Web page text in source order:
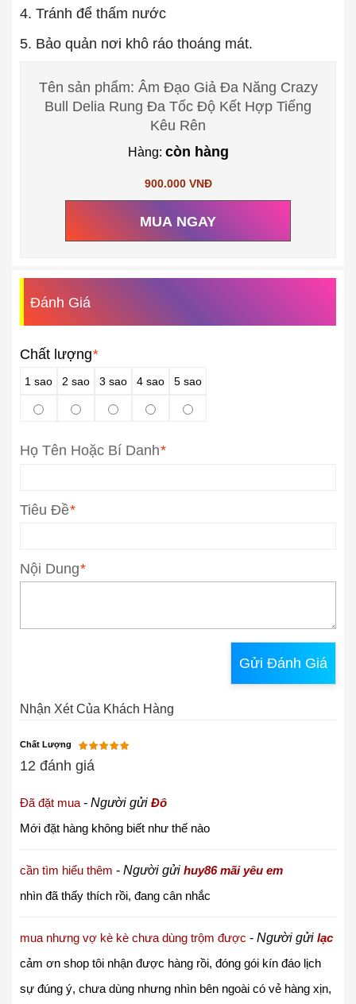
4. Tránh để thấm nước
5. Bảo quản nơi khô ráo thoáng mát.
Tên sản phẩm: Âm Đạo Giả Đa Năng Crazy
Bull Delia Rung Đa Tốc Độ Kết Hợp Tiếng
Kêu Rên
Hàng: còn hàng
900.000 VNĐ
MUA NGAY
Đánh Giá
Chất lượng*
1 sao 2 sao 3 sao 4 sao 5 sao
*
Họ Tên Hoặc Bí Danh
*
Tiêu Đề
*
Nội Dung
Gửi Đánh Giá
Nhận Xét Của Khách Hàng
Chất Lượng
12 đánh giá
Đã đặt mua - Người gửi Đô
Mới đặt hàng không biết như thế nào
cần tìm hiểu thêm - Người gửi huy86 mãi yêu em
nhìn đã thấy thích rồi, đang cân nhắc
mua nhưng vợ kè kè chưa dùng trộm được - Người gửi lạc
cảm ơn shop tôi nhận được hàng rồi, đóng gói kín đáo lịch
sự đúng ý, chưa dùng nhưng nhìn bên ngoài có vẻ hàng xịn,